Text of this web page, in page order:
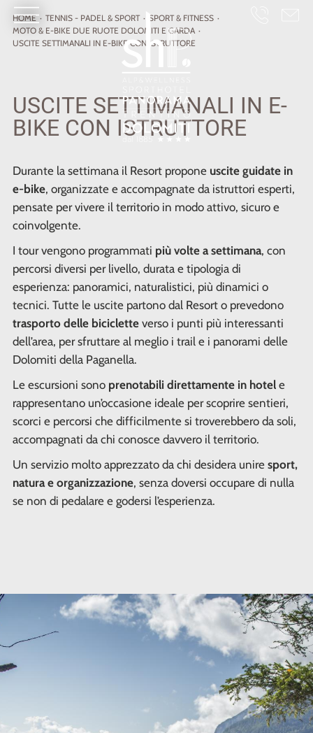
HOME · TENNIS - PADEL & SPORT · SPORT & FITNESS ·
MOTO & E-BIKE DUE RUOTE DOLOMITI E GARDA ·
USCITE SETTIMANALI IN E-BIKE CON ISTRUTTORE
USCITE SETTIMANALI IN E-
BIKE CON ISTRUTTORE
Durante la settimana il Resort propone uscite guidate in
e-bike, organizzate e accompagnate da istruttori esperti,
pensate per vivere il territorio in modo attivo, sicuro e
coinvolgente.
I tour vengono programmati più volte a settimana, con
percorsi diversi per livello, durata e tipologia di
esperienza: panoramici, naturalistici, più dinamici o
tecnici. Tutte le uscite partono dal Resort o prevedono
trasporto delle bicicletteverso i punti più interessanti
dell’area, per sfruttare al meglio i trail e i panorami delle
Dolomiti della Paganella.
Le escursioni sono prenotabili direttamente in hotele
rappresentano un’occasione ideale per scoprire sentieri,
scorci e percorsi che difficilmente si troverebbero da soli,
accompagnati da chi conosce davvero il territorio.
Un servizio molto apprezzato da chi desidera unire sport,
natura e organizzazione, senza doversi occupare di nulla
se non di pedalare e godersi l’esperienza.